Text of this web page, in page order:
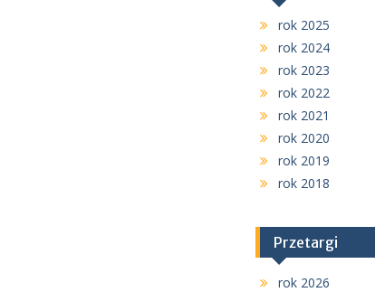
rok 2025
rok 2024
rok 2023
rok 2022
rok 2021
rok 2020
rok 2019
rok 2018
Przetargi
rok 2026